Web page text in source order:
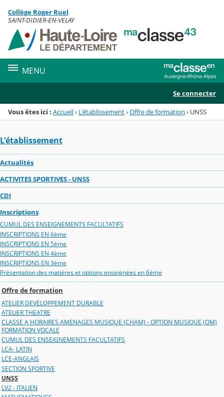
Menu de la rubrique
Contenu
Collège Roger Ruel
SAINT-DIDIER-EN-VELAY
MENU
Se connecter
Vous êtes ici : Accueil› L'établissement›Offre de formation › UNSS
L'établissement
Actualités
ACTIVITES SPORTIVES - UNSS
CDI
Inscriptions
CUMUL DES ENSEIGNEMENTS FACULTATIFS
INSCRIPTIONS EN 6ème
INSCRIPTIONS EN 5ème
INSCRIPTIONS EN 4ème
INSCRIPTIONS EN 3ème
Présentation des matières et options enseignées en 6ème
Offre de formation
ATELIER DEVELOPPEMENT DURABLE
ATELIER THEATRE
CLASSE A HORAIRES AMENAGES MUSIQUE (CHAM) - OPTION MUSIQUE (OM)
FORMATION VOCALE
CUMUL DES ENSEIGNEMENTS FACULTATIFS
LCA- LATIN
LCE-ANGLAIS
SECTION SPORTIVE
UNSS
LV2 - ITALIEN